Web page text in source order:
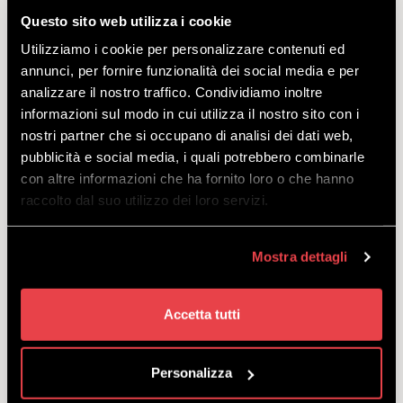
Questo sito web utilizza i cookie
Utilizziamo i cookie per personalizzare contenuti ed
annunci, per fornire funzionalità dei social media e per
analizzare il nostro traffico. Condividiamo inoltre
informazioni sul modo in cui utilizza il nostro sito con i
nostri partner che si occupano di analisi dei dati web,
pubblicità e social media, i quali potrebbero combinarle
con altre informazioni che ha fornito loro o che hanno
raccolto dal suo utilizzo dei loro servizi.
Mostra dettagli
Accetta tutti
Personalizza
Snowboardkurs Beginner Project. Für 4, 5 oder 6
Personen.
zu verlassen
von€165.00
PRIVATUNTERRICHT
SNOWBOARD
ENTDECKEN